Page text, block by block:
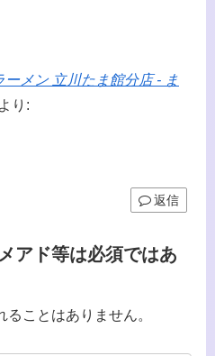
メン 立川たま館分店 - ま
より:
返信
アド等は必須ではあ
ことはありません。